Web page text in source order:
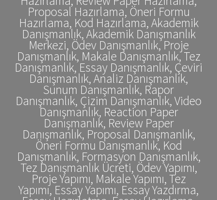
Proposal Hazırlama, Öneri Formu
Hazırlama, Kod Hazırlama, Akademik
Danışmanlık, Akademik Danışmanlık
Merkezi, Ödev Danışmanlık, Proje
Danışmanlık, Makale Danışmanlık, Tez
Danışmanlık, Essay Danışmanlık, Çeviri
Danışmanlık, Analiz Danışmanlık,
Sunum Danışmanlık, Rapor
Danışmanlık, Çizim Danışmanlık, Video
Danışmanlık, Reaction Paper
Danışmanlık, Review Paper
Danışmanlık, Proposal Danışmanlık,
Öneri Formu Danışmanlık, Kod
Danışmanlık, Formasyon Danışmanlık,
Tez Danışmanlık Ücreti, Ödev Yapımı,
Proje Yapımı, Makale Yapımı, Tez
Yapımı, Essay Yapımı, Essay Yazdırma,